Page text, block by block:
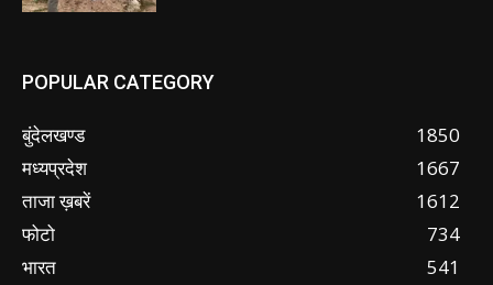
POPULAR CATEGORY
बुंदेलखण्ड
1850
मध्यप्रदेश
1667
ताजा ख़बरें
1612
फोटो
734
भारत
541